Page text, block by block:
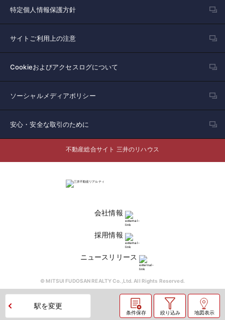
駅を変更
条件保存 絞り込み 地図表示
特定個人情報保護方針
サイトご利用上の注意
Cookieおよびアクセスログについて
ソーシャルメディアポリシー
安心・安全な取引のために
不動産総合サイト 三井のリハウス
会社情報
採用情報
ニュースリリース
© MITSUI FUDOSAN REALTY Co.,Ltd. All Rights Reserved.